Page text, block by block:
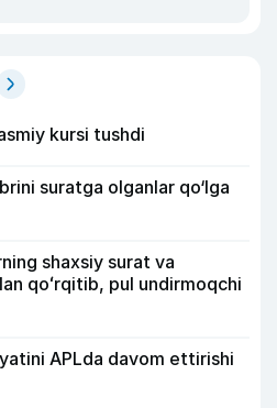
kursi tushdi
suratga olganlar qo‘lga
shaxsiy surat va
qoʻrqitib, pul undirmoqchi
APLda davom ettirishi